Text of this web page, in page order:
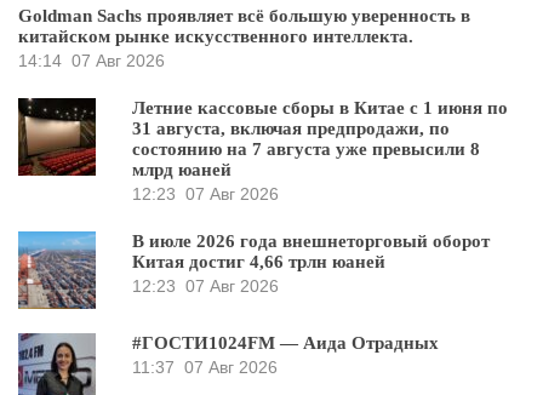
Goldman Sachs проявляет всё большую уверенность в
китайском рынке искусственного интеллекта.
14:14 07 Авг 2026
Летние кассовые сборы в Китае с 1 июня по
31 августа, включая предпродажи, по
состоянию на 7 августа уже превысили 8
млрд юаней
12:23 07 Авг 2026
В июле 2026 года внешнеторговый оборот
Китая достиг 4,66 трлн юаней
12:23 07 Авг 2026
#ГОСТИ1024FM — Аида Отрадных
11:37 07 Авг 2026